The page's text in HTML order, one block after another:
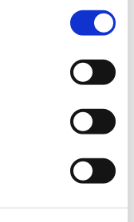
das-espigas: